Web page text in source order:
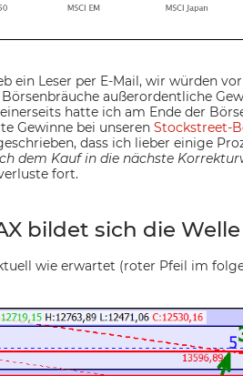
ein Leser per E-Mail, wir würden
außerordentliche
hatte ich am Ende der
Gewinne bei unseren Stockstreet-
dass ich lieber einige
dem Kauf in die nächste
fort.
bildet sich die
wie erwartet (roter Pfeil im